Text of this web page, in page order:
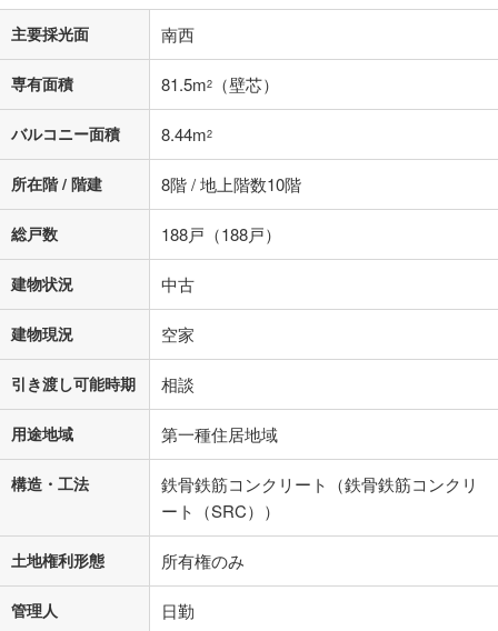
閉じる
主要採光面 南西
専有面積 81.5m2 （壁芯）
バルコニー面積 8.44m2
所在階 / 階建 8階 / 地上階数10階
総戸数 188戸（188戸）
建物状況 中古
建物現況 空家
引き渡し可能時期 相談
用途地域 第一種住居地域
構造・工法
鉄骨鉄筋コンクリート（鉄骨鉄筋コンクリ
ート（SRC））
土地権利形態 所有権のみ
管理人 日勤